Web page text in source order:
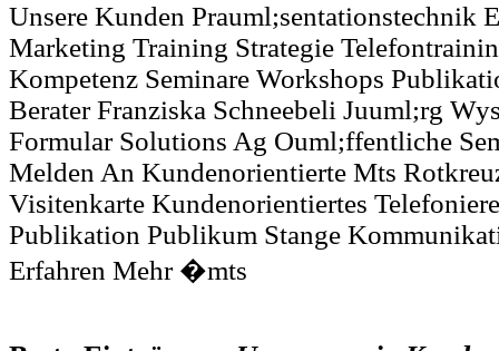
Unsere Kunden Prauml;sentationstechnik
Marketing Training Strategie
Kompetenz Seminare Workshops
Berater Franziska Schneebeli Juuml;rg
Formular Solutions Ag Ouml;ffentliche
Melden An Kundenorientierte Mts
Visitenkarte Kundenorientiertes
Publikation Publikum Stange
Erfahren Mehr �mts